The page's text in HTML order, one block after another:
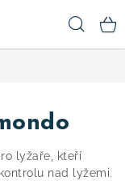
lyžaře, kteří
nad lyžemi.